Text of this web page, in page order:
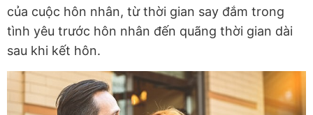
của cuộc hôn nhân, từ thời gian say đắm trong
tình yêu trước hôn nhân đến quãng thời gian dài
sau khi kết hôn.